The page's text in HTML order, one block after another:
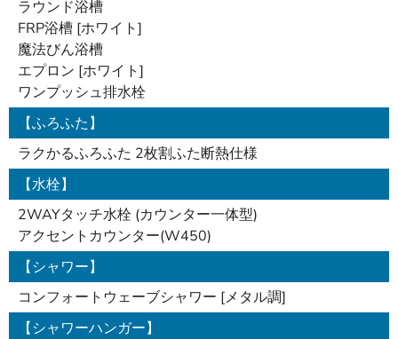
ラウンド浴槽
FRP浴槽 [ホワイト]
魔法びん浴槽
エプロン [ホワイト]
ワンプッシュ排水栓
【ふろふた】
ラクかるふろふた 2枚割ふた断熱仕様
【水栓】
2WAYタッチ水栓 (カウンター一体型)
アクセントカウンター(W450)
【シャワー】
コンフォートウェーブシャワー [メタル調]
【シャワーハンガー】